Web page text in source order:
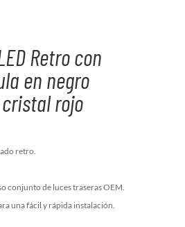
Retro con
en negro
rojo
retro.
conjunto de luces traseras OEM.
una fácil y rápida instalación.